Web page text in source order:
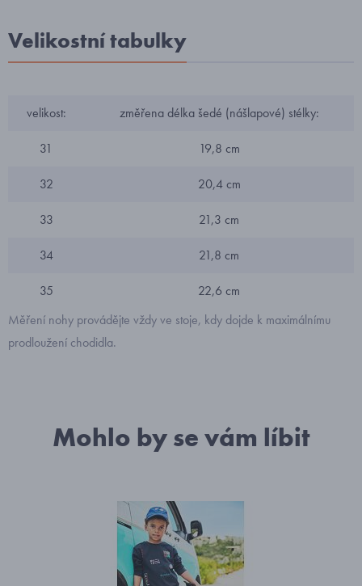
Velikostní tabulky
velikost: změřena délka šedé (nášlapové) stélky:
31 19,8 cm
32 20,4 cm
33 21,3 cm
34 21,8 cm
35
22,6 cm
Měření nohy provádějte vždy ve stoje, kdy dojde k maximálnímu
prodloužení chodidla.
Mohlo by se vám líbit